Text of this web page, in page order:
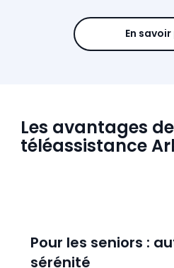
Les avantages
téléassistance
Pour les seniors :
sérénité
En